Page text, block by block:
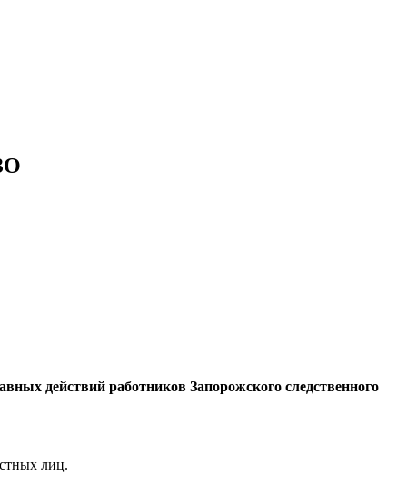
действий работников Запорожского следственного
лиц.